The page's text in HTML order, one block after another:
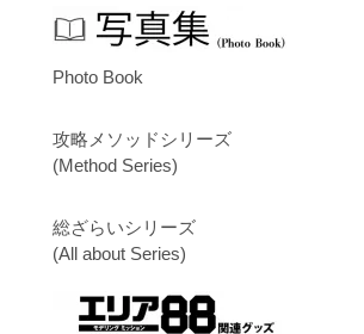
Photo Book
攻略メソッドシリーズ
(Method Series)
総ざらいシリーズ
(All about Series)